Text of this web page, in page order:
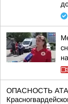
ОПАСНОСТЬ